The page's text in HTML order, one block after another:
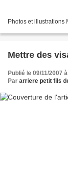
Photos et illustrations
Mettre des
Publié le 09/11/2007
Par arriere petit fils